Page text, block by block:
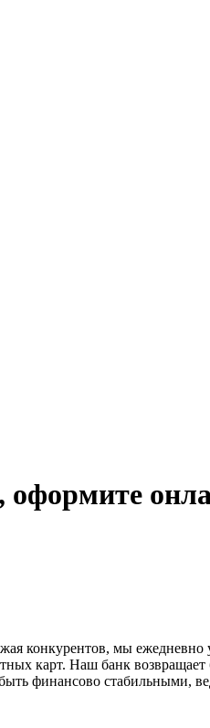
конкурентов, мы
карт. Наш банк
финансово стабильными,